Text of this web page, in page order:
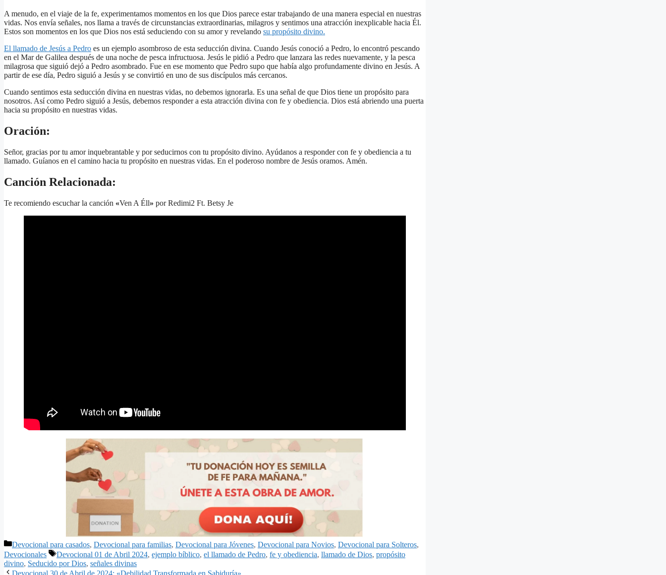
A menudo, en el viaje de la fe, experimentamos momentos en los que Dios parece estar trabajando de una manera especial en nuestras
vidas. Nos envía señales, nos llama a través de circunstancias extraordinarias, milagros y sentimos una atracción inexplicable hacia Él.
Estos son momentos en los que Dios nos está seduciendo con su amor y revelando su propósito divino.
El llamado de Jesús a Pedro es un ejemplo asombroso de esta seducción divina. Cuando Jesús conoció a Pedro, lo encontró pescando
en el Mar de Galilea después de una noche de pesca infructuosa. Jesús le pidió a Pedro que lanzara las redes nuevamente, y la pesca
milagrosa que siguió dejó a Pedro asombrado. Fue en ese momento que Pedro supo que había algo profundamente divino en Jesús. A
partir de ese día, Pedro siguió a Jesús y se convirtió en uno de sus discípulos más cercanos.
Cuando sentimos esta seducción divina en nuestras vidas, no debemos ignorarla. Es una señal de que Dios tiene un propósito para
nosotros. Así como Pedro siguió a Jesús, debemos responder a esta atracción divina con fe y obediencia. Dios está abriendo una puerta
hacia su propósito en nuestras vidas.
Oración:
Señor, gracias por tu amor inquebrantable y por seducirnos con tu propósito divino. Ayúdanos a responder con fe y obediencia a tu
llamado. Guíanos en el camino hacia tu propósito en nuestras vidas. En el poderoso nombre de Jesús oramos. Amén.
Canción Relacionada:
Te recomiendo escuchar la canción «Ven A Éll» por Redimi2 Ft. Betsy Je
Categorías
Devocional para casados, Devocional para familias, Devocional para Jóvenes, Devocional para Novios, Devocional para Solteros,
Devocionales
Etiquetas
Devocional 01 de Abril 2024, ejemplo bíblico, el llamado de Pedro, fe y obediencia, llamado de Dios, propósito
divino, Seducido por Dios, señales divinas